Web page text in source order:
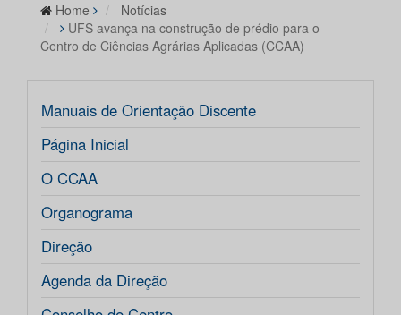
Home
Notícias
UFS avança na construção de prédio para o
Centro de Ciências Agrárias Aplicadas (CCAA)
Manuais de Orientação Discente
Página Inicial
O CCAA
Organograma
Direção
Agenda da Direção